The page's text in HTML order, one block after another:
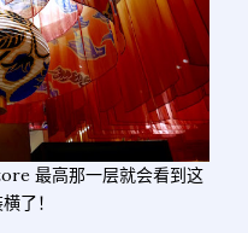
最高那一层就会看到这
了！